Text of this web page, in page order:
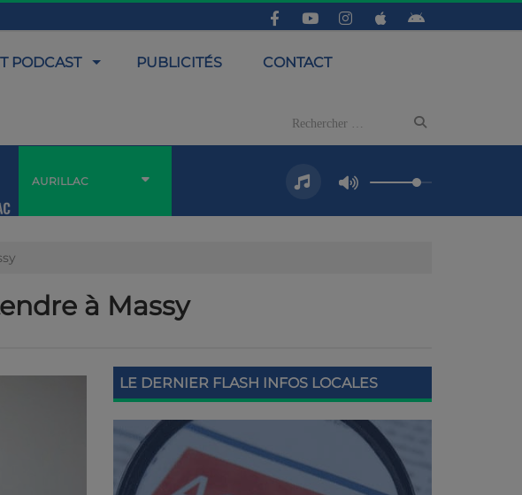
PODCAST PUBLICITÉS CONTACT
AURILLAC
à Massy
LE DERNIER FLASH INFOS LOCALES